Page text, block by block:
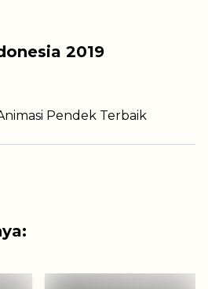
2019
Pendek Terbaik